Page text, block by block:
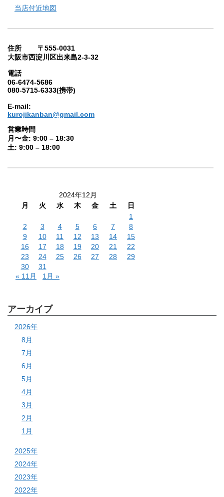
当店付近地図
住所 〒555-0031
大阪市西淀川区出来島2-3-32
電話
06-6474-5686
080-5715-6333(携帯)
E-mail:
kurojikanban@gmail.com
営業時間
月〜金: 9:00 – 18:30
土: 9:00 – 18:00
2024年12月
月
火 水 木 金 土
日
1
2
3 4 5 6 7
8
9
10 11 12 13 14
15
16
17 18 19 20 21
22
23
24 25 26 27 28
29
30
31
« 11月
1月 »
アーカイブ
2026年
8月
7月
6月
5月
4月
3月
2月
1月
2025年
2024年
2023年
2022年